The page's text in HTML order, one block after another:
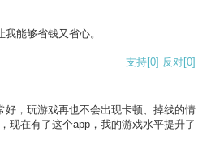
能够省钱又省心。
支持[0] 反对[0]
好，玩游戏再也不会出现卡顿、掉线的情
现在有了这个app，我的游戏水平提升了